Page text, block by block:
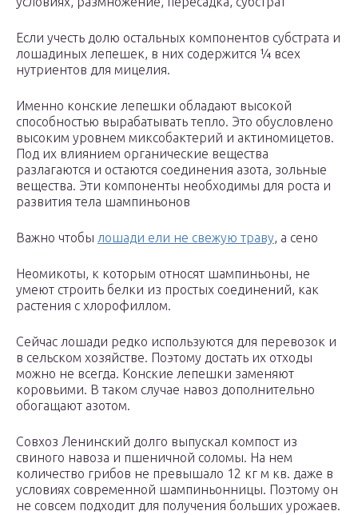
Если учесть долю остальных компонентов субстрата и
лошадиных лепешек, в них содержится ¼ всех
нутриентов для мицелия.
Именно конские лепешки обладают высокой
способностью вырабатывать тепло. Это обусловлено
высоким уровнем миксобактерий и актиномицетов.
Под их влиянием органические вещества
разлагаются и остаются соединения азота, зольные
вещества. Эти компоненты необходимы для роста и
развития тела шампиньонов
Важно чтобы лошади ели не свежую траву, а сено
Неомикоты, к которым относят шампиньоны, не
умеют строить белки из простых соединений, как
растения с хлорофиллом.
Сейчас лошади редко используются для перевозок и
в сельском хозяйстве. Поэтому достать их отходы
можно не всегда. Конские лепешки заменяют
коровьими. В таком случае навоз дополнительно
обогащают азотом.
Совхоз Ленинский долго выпускал компост из
свиного навоза и пшеничной соломы. На нем
количество грибов не превышало 12 кг м кв. даже в
условиях современной шампиньонницы. Поэтому он
не совсем подходит для получения больших урожаев.